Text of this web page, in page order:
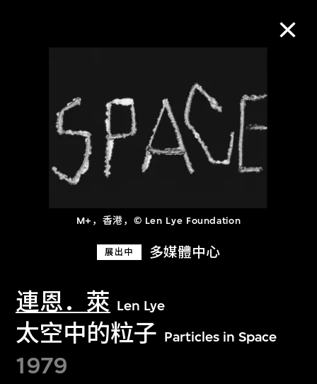
M+，香港，© Len Lye Foundation
展出中 多媒體中心
連恩．萊 Len Lye
太空中的粒子 Particles in Space
1979
进一步筛选 搜索
关于M+藏品
探索世界顶级的二十及二十一世纪视觉
文化藏品。